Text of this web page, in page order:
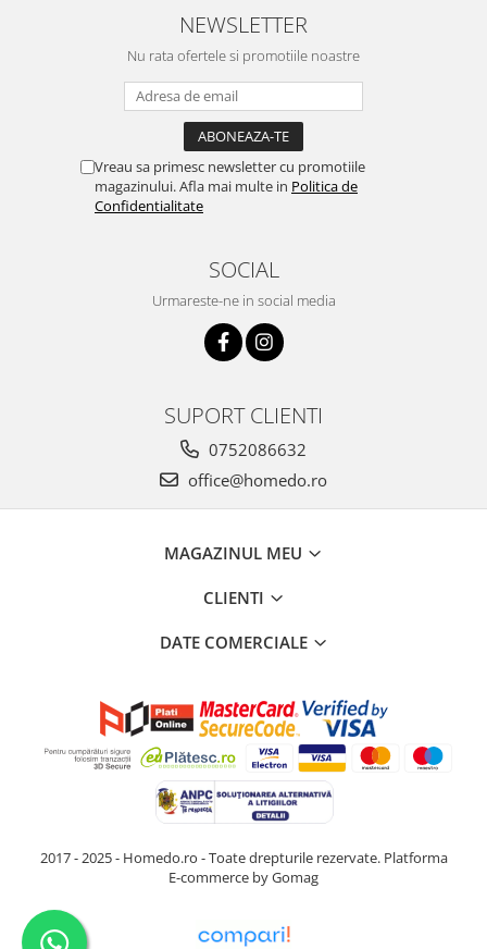
NEWSLETTER
Nu rata ofertele si promotiile noastre
Vreau sa primesc newsletter cu promotiile
magazinului. Afla mai multe in Politica de
Confidentialitate
SOCIAL
Urmareste-ne in social media
SUPORT CLIENTI
0752086632
office@homedo.ro
MAGAZINUL MEU
CLIENTI
DATE COMERCIALE
2017 - 2025 - Homedo.ro - Toate drepturile rezervate. Platforma
E-commerce by Gomag